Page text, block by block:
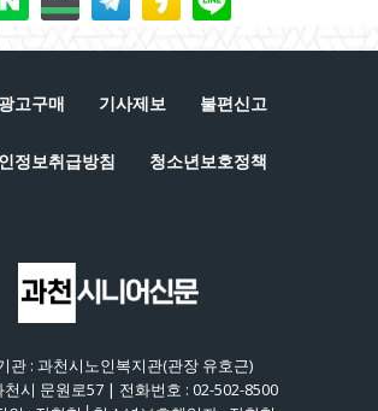
광고구매 기사제보 불편신고
정보취급방침 청소년보호정책
관 : 과천시노인복지관(관장 유호근)
천시 문원로57 | 전화번호 : 02-502-8500